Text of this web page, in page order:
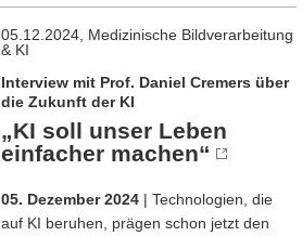
05.12.2024, Medizinische Bildverarbeitung
& KI
Interview mit Prof. Daniel Cremers über
die Zukunft der KI
„KI soll unser Leben
einfacher machen“
05. Dezember 2024 | Technologien, die
auf KI beruhen, prägen schon jetzt den